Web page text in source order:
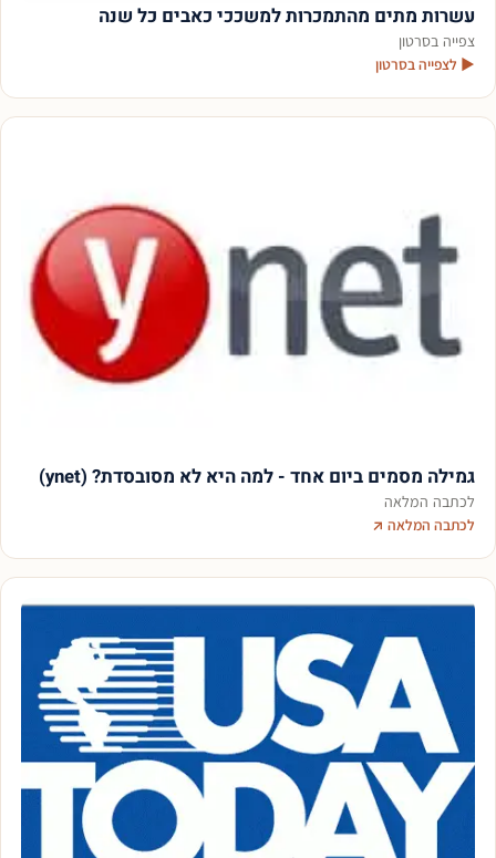
עשרות מתים מהתמכרות למשככי כאבים כל שנה
צפייה בסרטון
▶ לצפייה בסרטון
גמילה מסמים ביום אחד - למה היא לא מסובסדת? (ynet)
לכתבה המלאה
לכתבה המלאה ↗